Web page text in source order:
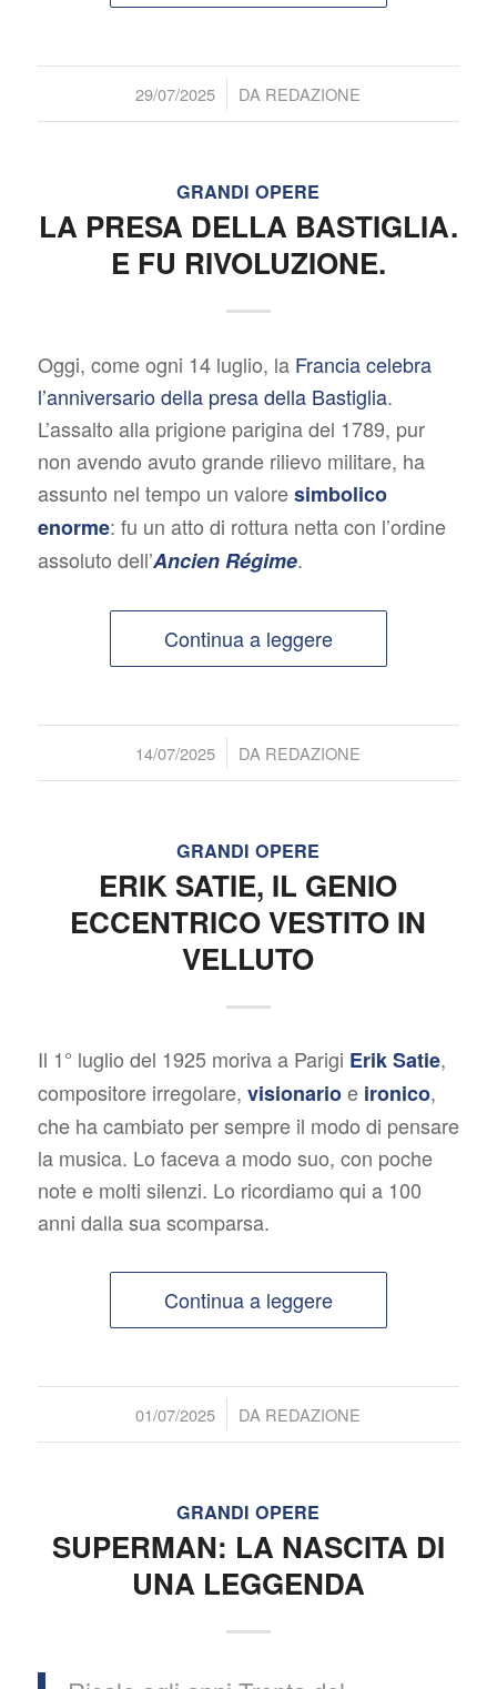
29/07/2025
/ DA REDAZIONE
GRANDI OPERE
LA PRESA DELLA BASTIGLIA.
E FU RIVOLUZIONE.
Oggi, come ogni 14 luglio, la Francia celebra
l’anniversario della presa della Bastiglia.
L’assalto alla prigione parigina del 1789, pur
non avendo avuto grande rilievo militare, ha
assunto nel tempo un valoresimbolico
enorme: fu un atto di rottura netta con l’ordine
assoluto dell’Ancien Régime.
Continua a leggere
14/07/2025
/ DA REDAZIONE
GRANDI OPERE
ERIK SATIE, IL GENIO
ECCENTRICO VESTITO IN
VELLUTO
Il 1° luglio del 1925 moriva a Parigi Erik Satie,
compositore irregolare, visionarioe ironico,
che ha cambiato per sempre il modo di pensare
la musica. Lo faceva a modo suo, con poche
note e molti silenzi. Lo ricordiamo qui a 100
anni dalla sua scomparsa.
Continua a leggere
01/07/2025
/ DA REDAZIONE
GRANDI OPERE
SUPERMAN: LA NASCITA DI
UNA LEGGENDA